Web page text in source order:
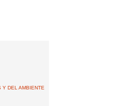
Y DEL AMBIENTE